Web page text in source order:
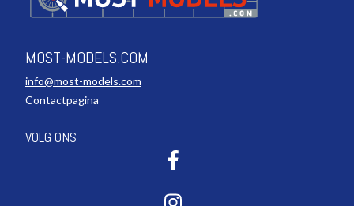
MOST-MODELS.COM
info@most-models.com
Contactpagina
VOLG ONS